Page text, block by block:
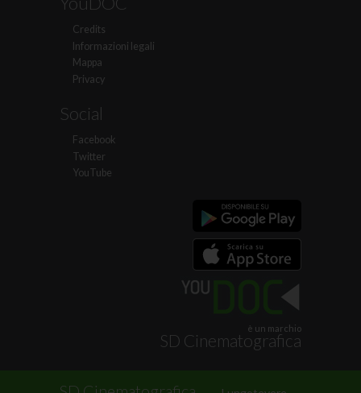
Credits
Informazioni legali
Mappa
Privacy
Social
Facebook
Twitter
YouTube
è un marchio
SD Cinematografica